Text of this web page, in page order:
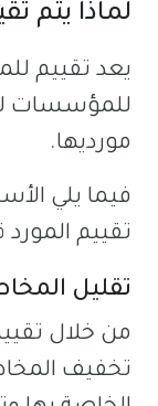
لماذا يتم
يعد تقييم
للمؤسسات
مورديها.
فيما يلي
تقييم المورد
تقليل
من خلال
تخفيف